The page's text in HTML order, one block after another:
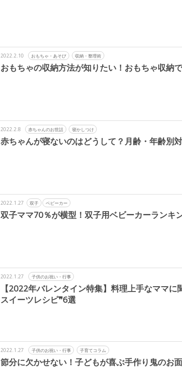
2022.2.10 おもちゃ・あそび 収納・整理術
おもちゃの収納方法が知りたい！おもちゃ収納
2022.2.8 赤ちゃんのお世話 寝かしつけ
赤ちゃんが寝ないのはどうして？月齢・年齢別
2022.1.27 双子 ベビーカー
双子ママ70％が横型！双子用ベビーカーランキ
2022.1.27 子供のお祝い・行事
【2022年バレンタイン特集】料理上手なママに
スイーツレシピ❞6選
2022.1.27 子供のお祝い・行事 子育てコラム
節分に欠かせない！子どもが喜ぶ手作り鬼のお